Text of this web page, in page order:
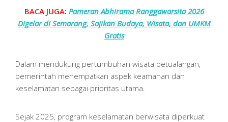
BACA JUGA: Pameran Abhirama Ranggawarsita 2026
Digelar di Semarang, Sajikan Budaya, Wisata, dan UMKM
Gratis
Dalam mendukung pertumbuhan wisata petualangan,
pemerintah menempatkan aspek keamanan dan
keselamatan sebagai prioritas utama.
Sejak 2025, program keselamatan berwisata diperkuat